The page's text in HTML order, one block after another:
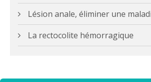
Lésion anale, éliminer une
La rectocolite hémorragique